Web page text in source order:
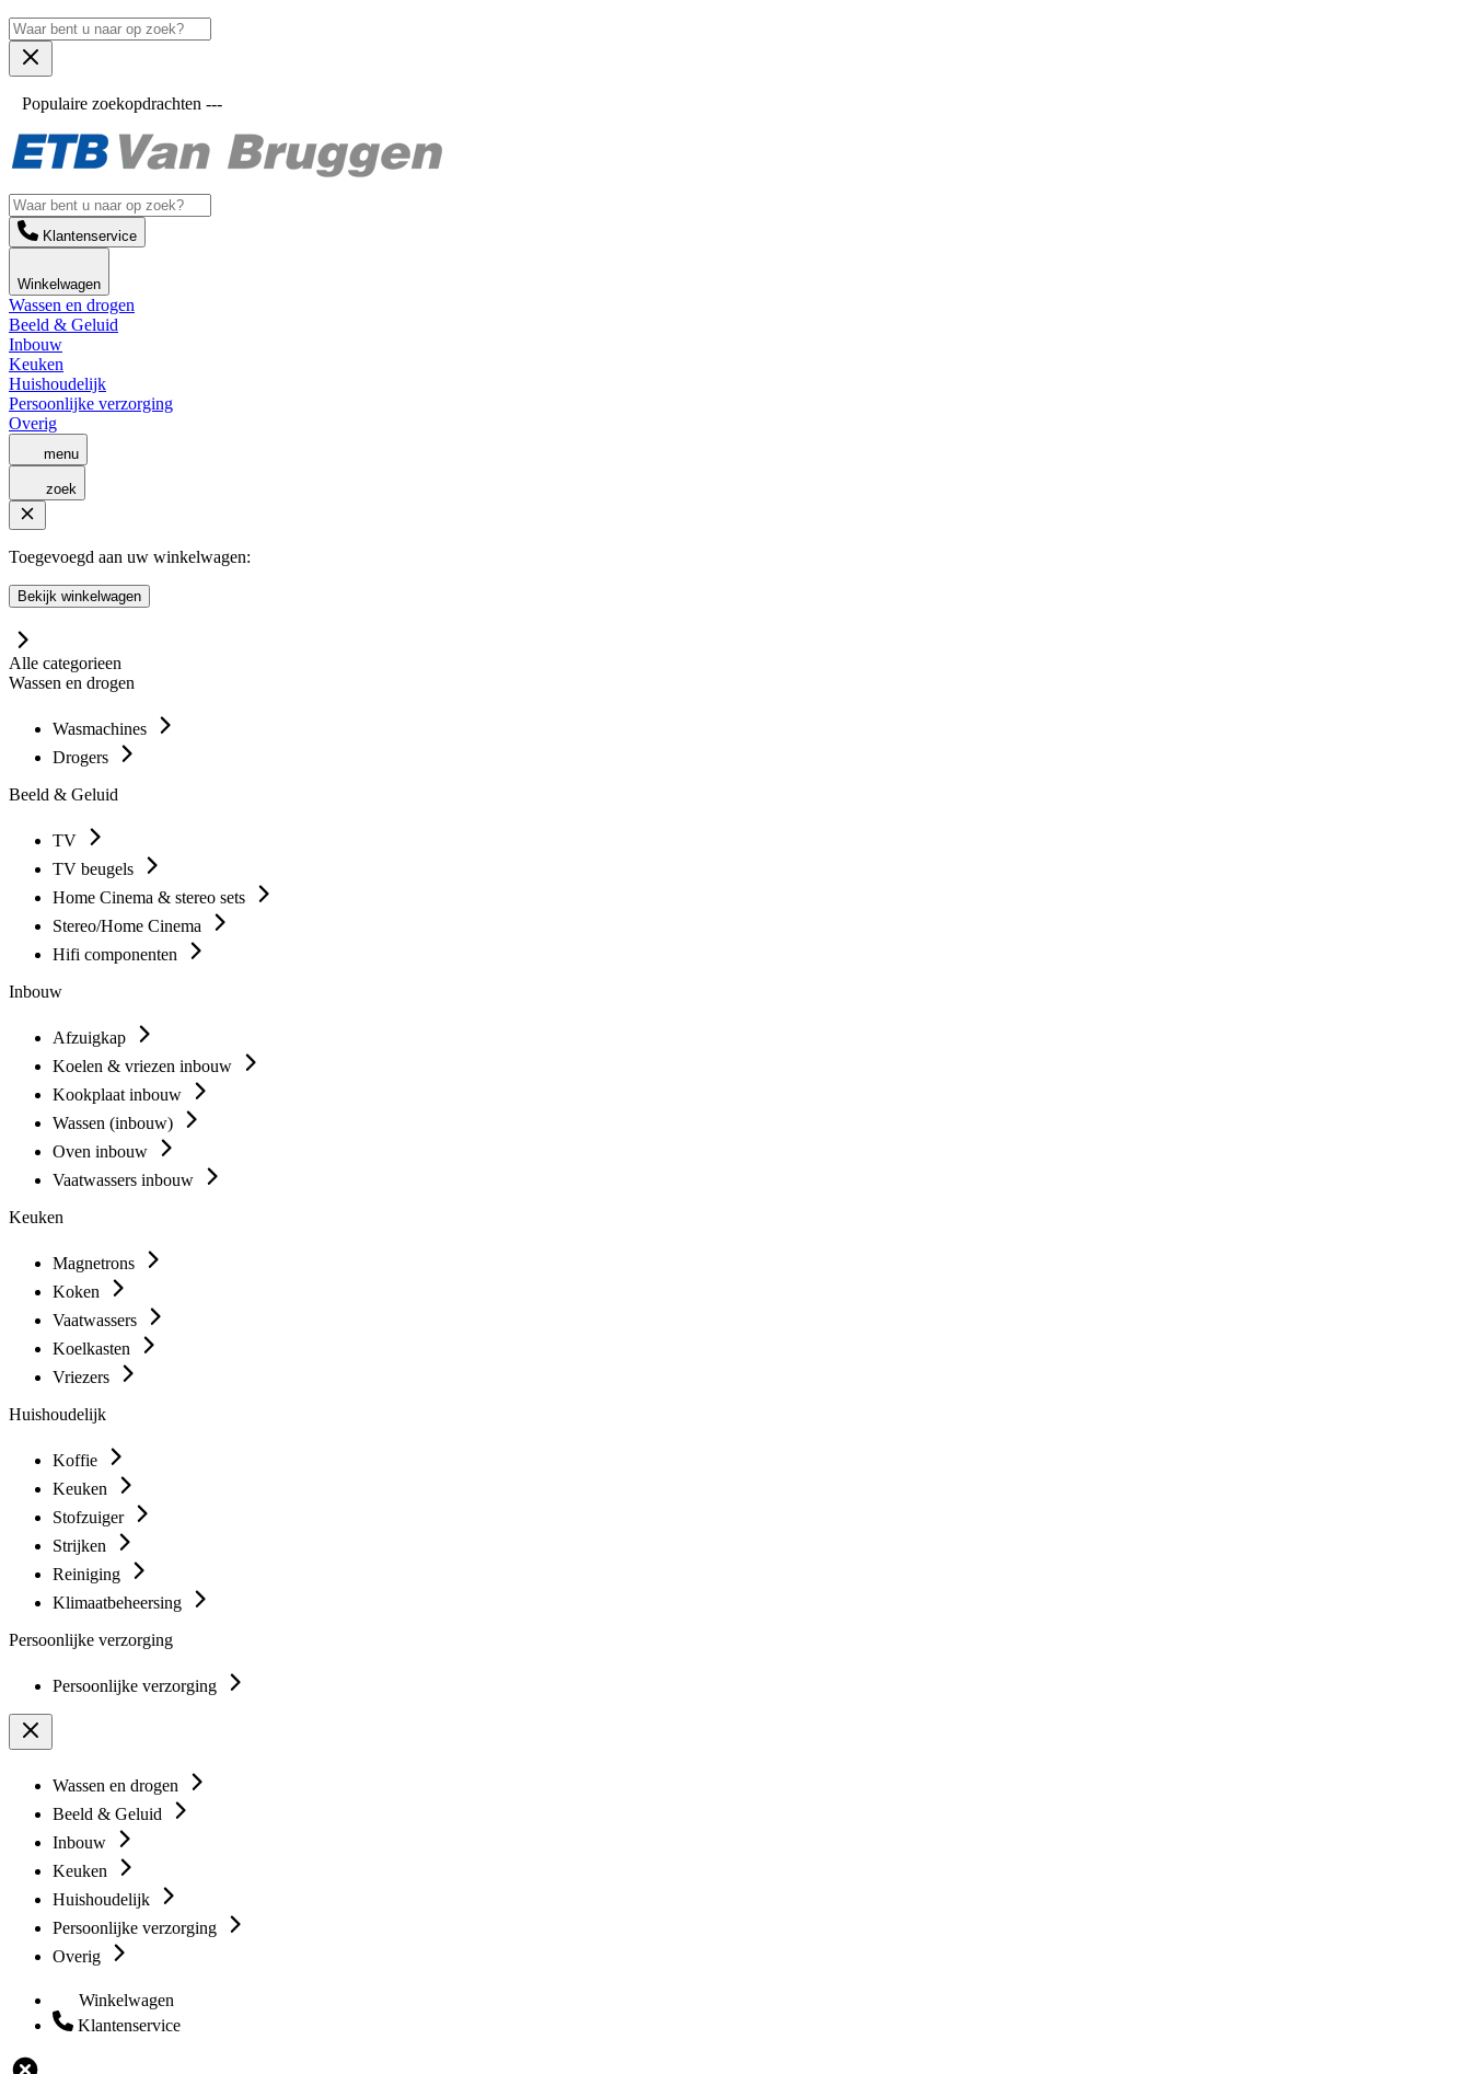
Populaire zoekopdrachten ---
Klantenservice
Winkelwagen
Wassen en drogen
Beeld & Geluid
Inbouw
Keuken
Huishoudelijk
Persoonlijke verzorging
Overig
menu
zoek
Toegevoegd aan uw winkelwagen:
Bekijk winkelwagen
Alle categorieen
Wassen en drogen
Wasmachines
Drogers
Beeld & Geluid
TV
TV beugels
Home Cinema & stereo sets
Stereo/Home Cinema
Hifi componenten
Inbouw
Afzuigkap
Koelen & vriezen inbouw
Kookplaat inbouw
Wassen (inbouw)
Oven inbouw
Vaatwassers inbouw
Keuken
Magnetrons
Koken
Vaatwassers
Koelkasten
Vriezers
Huishoudelijk
Koffie
Keuken
Stofzuiger
Strijken
Reiniging
Klimaatbeheersing
Persoonlijke verzorging
Persoonlijke verzorging
Wassen en drogen
Beeld & Geluid
Inbouw
Keuken
Huishoudelijk
Persoonlijke verzorging
Overig
Winkelwagen
Klantenservice